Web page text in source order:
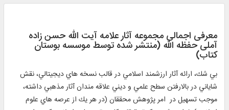
معرفی اجمالی مجموعه آثار علامه آیت الله حسن زاده
آملی حفظه الله (منتشر شده توسط موسسه بوستان
کتاب)
بي شك، ارائه آثار ارزشمند اسلامي در قالب نسخه هاي ديجيتالي، نقش
شاياني در بالارفتن سطح علمي و ديني علاقه مندان آثار مذهبي داشته،
موجب تسهيل در امر پژوهش محققان (در هر يك از عرصه هاي علوم